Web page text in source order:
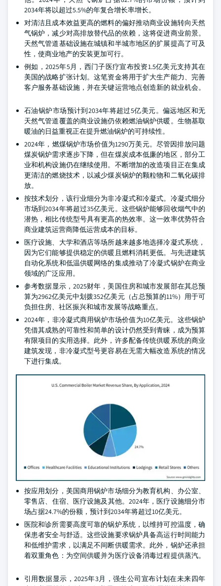
2034年将以超过5.5%的年复合增长率增长。
对清洁且成本效益更高的燃料的偏好推动商业设施转向天然
气锅炉，减少对高排放替代品的依赖，这将促进商业前景。
天然气管道基础设施在城镇和半城市地区的扩展提高了可及
性，使商业地产的安装更加可行。
例如，2025年5月，西门子医疗宣布投资1.5亿美元支持其在
美国的战略扩张计划。这笔资金将用于扩大生产能力、完善
客户服务基础设施，并在关键运营地点创造新的就业机会。
石油锅炉市场预计到2034年将超过5亿美元。偏远地区和无
天然气管道覆盖的商业设施仍依赖燃油锅炉供暖。生物基取
暖油的日益重视正在提升燃油锅炉的可持续性。
2024年，燃煤锅炉市场价值为1290万美元。尽管因排放问题
煤炭锅炉需求逐步下降，但在煤炭成本低廉的地区，部分工
业和机构设施仍在继续使用。不断增加的改造项目正在集成
更清洁的燃烧技术，以减少煤炭锅炉的颗粒物和二氧化碳排
放。
按技术划分，该行业细分为非冷凝式和冷凝式。冷凝式细分
市场到2034年将超过35亿美元。这些锅炉能够回收烟气中的
潜热，相比传统型号具有更高的热效率。这一效率优势符合
商业建筑运营商降低运营成本的目标。
医疗设施、大学和酒店等场所越来越多地选择冷凝式系统，
因为它们能够提供稳定的供暖且燃料消耗更低。与先进建筑
自动化系统和低温供暖网络的集成推动了冷凝式锅炉在商业
领域的广泛应用。
参考数据显示，2025财年，美国住房和城市发展部在其总预
算为2962亿美元中划拨352亿美元（占总预算的11%）用于可
负担住房、社区振兴和城市发展等战略重点。
2024年，非冷凝式商用锅炉市场价值为10亿美元。这些锅炉
凭借其成熟的可靠性和简单的设计仍然受到青睐，成为预算
有限项目的实用选择。此外，许多配备传统供暖系统的商业
建筑发现，非冷凝式型号更容易在无需大幅改造系统的情况
下进行集成。
按应用划分，美国商用锅炉市场细分为教育机构、办公室、
零售店、住宿、医疗设施及其他。2024年，医疗设施细分市
场占据24.7%的份额，预计到2034年将超过10亿美元。
医院和诊所需要高度可靠的锅炉系统，以维持可控温度，确
保患者安全与舒适。这些设施要求锅炉具备高运行时间能力
和低维护需求，以满足不间断供暖需求。此外，锅炉还承担
着双重角色：为空间供暖并为医疗设备消毒过程提供蒸汽。
引用数据显示，2025年3月，强生公司宣布计划在未来四年